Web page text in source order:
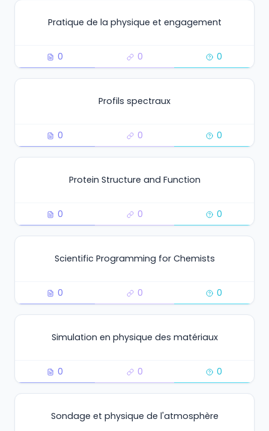
Pratique de la physique et engagement
0 0 0
Profils spectraux
0 0 0
Protein Structure and Function
0 0 0
Scientific Programming for Chemists
0 0 0
Simulation en physique des matériaux
0 0 0
Sondage et physique de l'atmosphère